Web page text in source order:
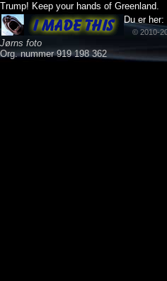
Trump! Keep your hands of Greenland.
Jørns foto
Org. nummer 919 198 362
Du er her:
© 2010-